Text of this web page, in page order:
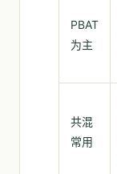
PBAT
为主
共混
常用